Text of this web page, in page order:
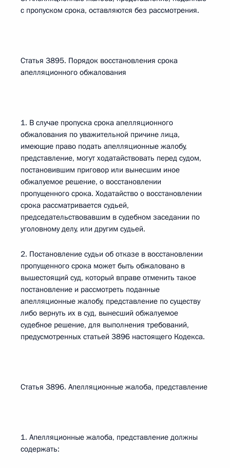
с пропуском срока, оставляются без рассмотрения.
Статья 3895. Порядок восстановления срока
апелляционного обжалования
1. В случае пропуска срока апелляционного
обжалования по уважительной причине лица,
имеющие право подать апелляционные жалобу,
представление, могут ходатайствовать перед судом,
постановившим приговор или вынесшим иное
обжалуемое решение, о восстановлении
пропущенного срока. Ходатайство о восстановлении
срока рассматривается судьей,
председательствовавшим в судебном заседании по
уголовному делу, или другим судьей.
2. Постановление судьи об отказе в восстановлении
пропущенного срока может быть обжаловано в
вышестоящий суд, который вправе отменить такое
постановление и рассмотреть поданные
апелляционные жалобу, представление по существу
либо вернуть их в суд, вынесший обжалуемое
судебное решение, для выполнения требований,
предусмотренных статьей 3896 настоящего Кодекса.
Статья 3896. Апелляционные жалоба, представление
1. Апелляционные жалоба, представление должны
содержать: